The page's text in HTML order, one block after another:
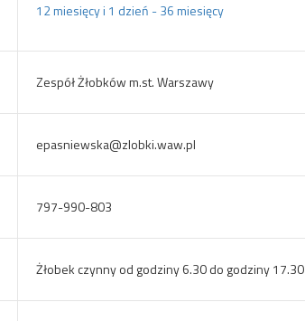
12 miesięcy i 1 dzień - 36 miesięcy
Zespół Żłobków m.st. Warszawy
epasniewska@zlobki.waw.pl
797-990-803
Żłobek czynny od godziny 6.30 do godziny 17.30